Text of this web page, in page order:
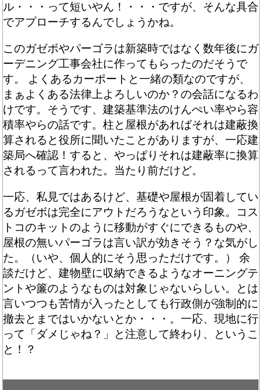
ル・・・って短いやん！・・・ですが、そんな具合
でアプローチするんでしょうかね。
このガゼボやパーゴラは新築時ではなく数年後にガ
ーデニング工事会社に作ってもらったのだそうで
す。 よくあるカーポートと一緒の類なのですが、
まぁよくある法律上よろしいのか？の会話になるわ
けです。そうです、建築基準法のけんぺい率やら容
積率やらの話です。柱と屋根があればそれは建蔽換
算されると役所に聞いたことがありますが、一応建
築局へ確認！すると、やっぱりそれは建蔽率に換算
されるって言われた。当たり前だけど。
一応、私見ではあるけど、基礎や屋根が固着してい
るガゼボは完全にアウトだろうなという印象。コス
トコのキットのように移動がすぐにできるものや、
屋根の無いパーゴラは言い訳が効きそう？な気がし
た。（いや、個人的にそう思っただけです。） 余
談だけど、建物壁に収納できるようなオーニングテ
ントや簾のようなものは対象じゃないらしい。とは
言いつつも苦情が入ったとしても行政側が強制的に
撤去とまではいかないとか・・・。一応、現地に行
って「ダメじゃね？」と注意して終わり、というこ
と！？